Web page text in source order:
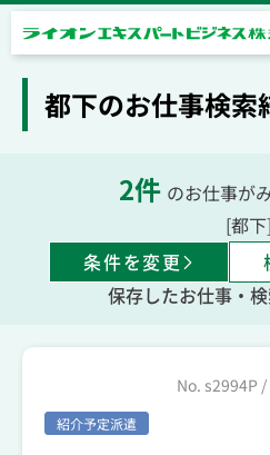
都下のお仕事検索
2件 のお仕事が
保存したお仕事・
[都下]
条件を変更
No. s2994P /
紹介予定派遣